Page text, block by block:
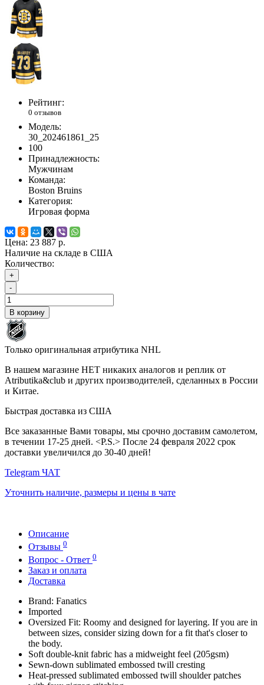
Рейтинг:
0 отзывов
Модель:
30_202461861_25
100
Принадлежность:
Мужчинам
Команда:
Boston Bruins
Категория:
Игровая форма
Цена: 23 887 р.
Наличие на складе в США
Количество:
+
-
В корзину
Только оригинальная атрибутика NHL
В нашем магазине НЕТ никаких аналогов и реплик от
Atributika&club и других производителей, сделанных в России
и Китае.
Быстрая доставка из США
Все заказанные Вами товары, мы срочно доставим самолетом,
в течении 17-25 дней. <P.S.> После 24 февраля 2022 срок
доставки увеличился до 30-40 дней!
Telegram ЧАТ
Уточнить наличие, размеры и цены в чате
Описание
Отзывы 0
Вопрос - Ответ 0
Заказ и оплата
Доставка
Brand: Fanatics
Imported
Oversized Fit: Roomy and designed for layering. If you are in
between sizes, consider sizing down for a fit that's closer to
the body.
Soft double-knit fabric has a midweight feel (205gsm)
Sewn-down sublimated embossed twill cresting
Heat-pressed sublimated embossed twill shoulder patches